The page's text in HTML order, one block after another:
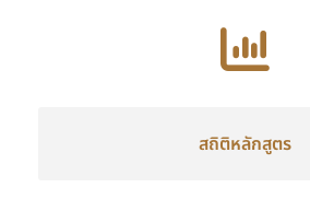
สถิติหลักสูตร